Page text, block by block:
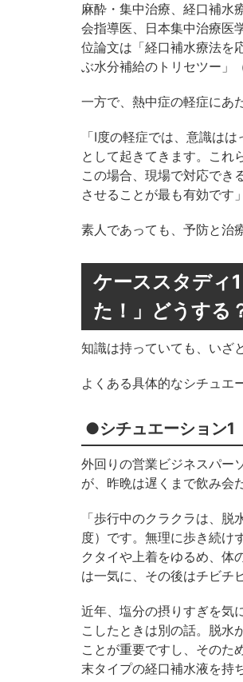
麻酔・集中治療、経口補水
会指導医、日本集中治療医
位論文は「経口補水療法を
ぶ水分補給のトリセツー」
一方で、熱中症の軽症にあ
「I度の軽症では、意識は
として起きてきます。これ
この場合、現場で対応でき
させることが最も有効です」
素人であっても、予防と治
ケーススタディ
た！」どうする
知識は持っていても、いざ
よくある具体的なシチュエ
●シチュエーション1
外回りの営業ビジネスパー
が、昨晩は遅くまで飲み会
「歩行中のクラクラは、
度）です。無理に歩き続け
クタイや上着をゆるめ、体
は一気に、その後はチビチ
近年、塩分の摂りすぎを気
こしたときは別の話。脱水
ことが重要ですし、そのた
末タイプの経口補水液を持